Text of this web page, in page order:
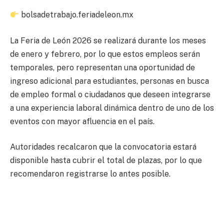
bolsadetrabajo.feriadeleon.mx
La Feria de León 2026 se realizará durante los meses
de enero y febrero, por lo que estos empleos serán
temporales, pero representan una oportunidad de
ingreso adicional para estudiantes, personas en busca
de empleo formal o ciudadanos que deseen integrarse
a una experiencia laboral dinámica dentro de uno de los
eventos con mayor afluencia en el país.
Autoridades recalcaron que la convocatoria estará
disponible hasta cubrir el total de plazas, por lo que
recomendaron registrarse lo antes posible.